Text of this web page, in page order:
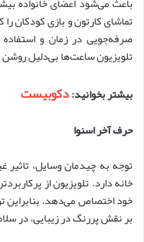
تماشای کارتون و بازی کودکان
صرفه‌جویی در زمان و
تلویزیون ساعت‌ها بی‌دلیل
بیشتر بخوانید:دکوبیست
حرف آخر اسنوا
توجه به چیدمان وسایل، تاثیر
خانه دارد. تلویزیون از
خود اختصاص می‌دهد. بنابراین
بر نقش پررنگ در زیبایی، در